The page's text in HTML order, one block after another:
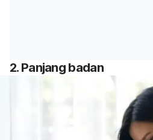
2. Panjang badan